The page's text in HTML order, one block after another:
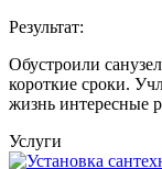
Результат:
Обустроили
короткие сроки.
жизнь интересные
Услуги